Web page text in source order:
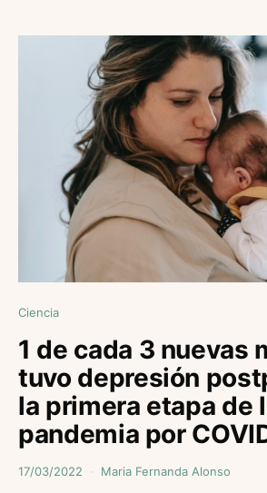
Ciencia
1 de cada 3 nuevas
tuvo depresión
la primera etapa de
pandemia por
17/03/2022 Maria Fernanda Alonso